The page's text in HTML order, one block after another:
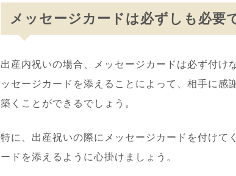
メッセージカードは必ずしも必要
出産内祝いの場合、メッセージカードは必ず付け
ッセージカードを添えることによって、相手に感
築くことができるでしょう。
特に、出産祝いの際にメッセージカードを付けて
ードを添えるように心掛けましょう。